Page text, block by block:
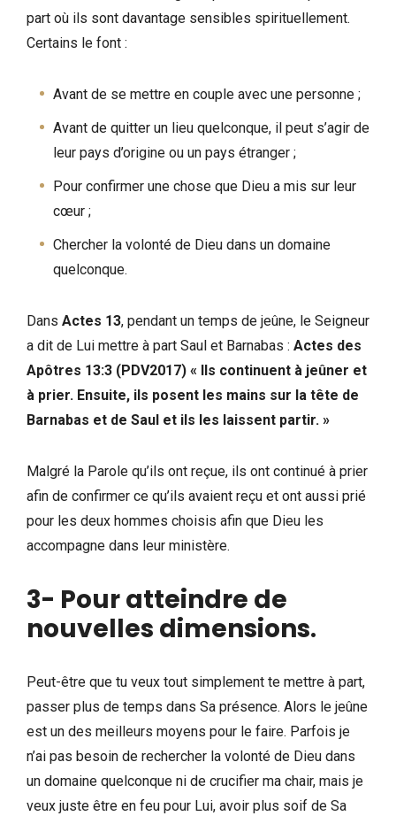
part où ils sont davantage sensibles spirituellement.
Certains le font :
Avant de se mettre en couple avec une personne ;
Avant de quitter un lieu quelconque, il peut s’agir de
leur pays d’origine ou un pays étranger ;
Pour confirmer une chose que Dieu a mis sur leur
cœur ;
Chercher la volonté de Dieu dans un domaine
quelconque.
Dans Actes 13, pendant un temps de jeûne, le Seigneur
a dit de Lui mettre à part Saul et Barnabas : Actes des
Apôtres 13:3 (PDV2017) « Ils continuent à jeûner et
à prier. Ensuite, ils posent les mains sur la tête de
Barnabas et de Saul et ils les laissent partir. »
Malgré la Parole qu’ils ont reçue, ils ont continué à prier
afin de confirmer ce qu’ils avaient reçu et ont aussi prié
pour les deux hommes choisis afin que Dieu les
accompagne dans leur ministère.
3- Pour atteindre de
nouvelles dimensions.
Peut-être que tu veux tout simplement te mettre à part,
passer plus de temps dans Sa présence. Alors le jeûne
est un des meilleurs moyens pour le faire. Parfois je
n’ai pas besoin de rechercher la volonté de Dieu dans
un domaine quelconque ni de crucifier ma chair, mais je
veux juste être en feu pour Lui, avoir plus soif de Sa